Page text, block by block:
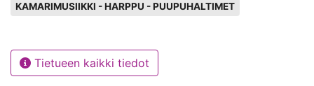
KAMARIMUSIIKKI - HARPPU - PUUPUHALTIMET
Tietueen kaikki tiedot